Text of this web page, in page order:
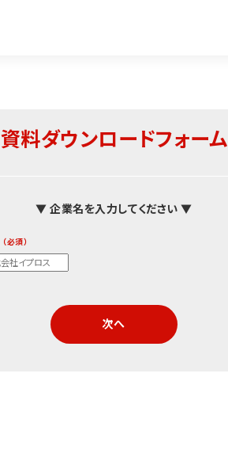
資料ダウンロードフォーム
▼ 企業名を入力してください ▼
次へ